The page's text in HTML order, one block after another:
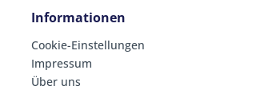
Informationen
Cookie-Einstellungen
Impressum
Über uns